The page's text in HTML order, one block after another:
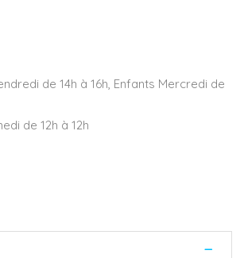
de 14h à 16h, Enfants Mercredi de
de 12h à 12h